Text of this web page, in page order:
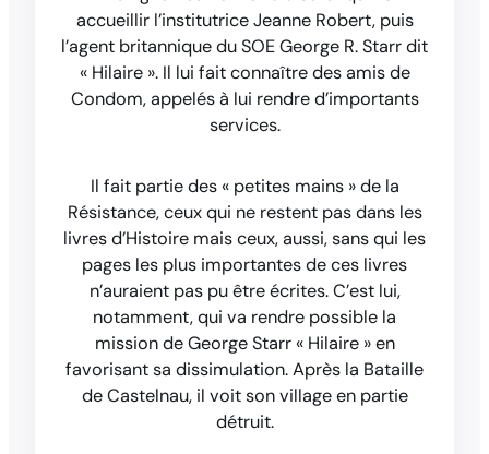
accueillir l’institutrice Jeanne Robert, puis
l’agent britannique du SOE George R. Starr dit
« Hilaire ». Il lui fait connaître des amis de
Condom, appelés à lui rendre d’importants
services.
Il fait partie des « petites mains » de la
Résistance, ceux qui ne restent pas dans les
livres d’Histoire mais ceux, aussi, sans qui les
pages les plus importantes de ces livres
n’auraient pas pu être écrites. C’est lui,
notamment, qui va rendre possible la
mission de George Starr « Hilaire » en
favorisant sa dissimulation. Après la Bataille
de Castelnau, il voit son village en partie
détruit.